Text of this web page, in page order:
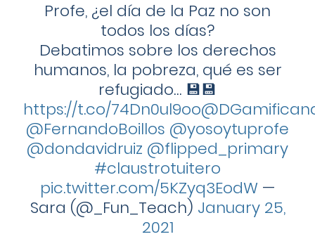
Profe, ¿el día de la Paz no son
todos los días?
Debatimos sobre los derechos
humanos, la pobreza, qué es ser
refugiado… 💾💾
https://t.co/74Dn0ul9oo
@FernandoBoillos @yosoytuprofe
@dondavidruiz @flipped_primary
#claustrotuitero
pic.twitter.com/5KZyq3EodW —
Sara (@_Fun_Teach) January 25,
2021